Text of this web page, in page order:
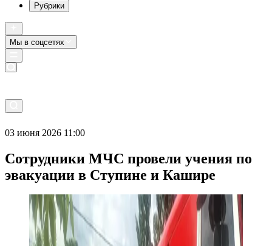
Рубрики
Мы в соцсетях
03 июня 2026 11:00
Сотрудники МЧС провели учения по
эвакуации в Ступине и Кашире